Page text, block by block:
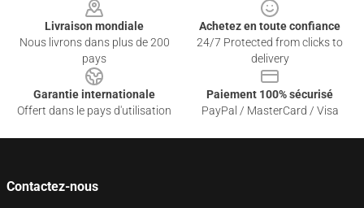
Livraison mondiale
Nous livrons dans plus de 200
pays
Achetez en toute confiance
24/7 Protected from clicks to
delivery
Garantie internationale
Offert dans le pays d'utilisation
Paiement 100% sécurisé
PayPal / MasterCard / Visa
Contactez-nous